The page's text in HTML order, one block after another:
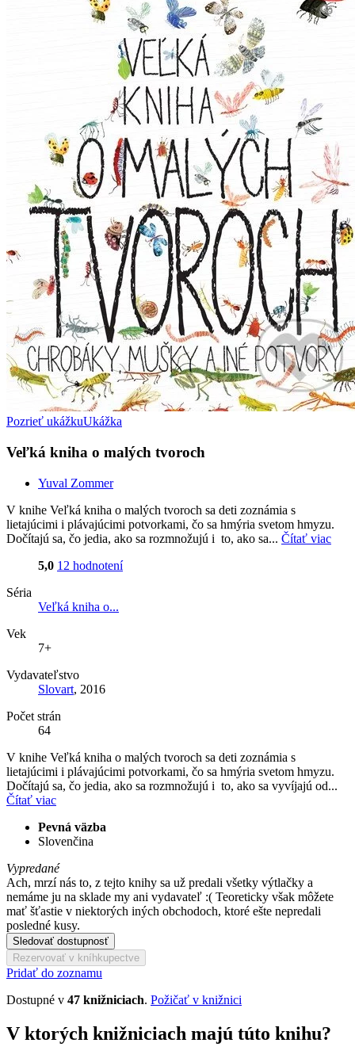
Pozrieť ukážkuUkážka
Veľká kniha o malých tvoroch
Yuval Zommer
V knihe Veľká kniha o malých tvoroch sa deti zoznámia s
lietajúcimi i plávajúcimi potvorkami, čo sa hmýria svetom hmyzu.
Dočítajú sa, čo jedia, ako sa rozmnožujú i to, ako sa... Čítať viac
5,0 12 hodnotení
Séria
Veľká kniha o...
Vek
7+
Vydavateľstvo
Slovart, 2016
Počet strán
64
V knihe Veľká kniha o malých tvoroch sa deti zoznámia s
lietajúcimi i plávajúcimi potvorkami, čo sa hmýria svetom hmyzu.
Dočítajú sa, čo jedia, ako sa rozmnožujú i to, ako sa vyvíjajú od...
Čítať viac
Pevná väzba
Slovenčina
Vypredané
Ach, mrzí nás to, z tejto knihy sa už predali všetky výtlačky a
nemáme ju na sklade my ani vydavateľ :( Teoreticky však môžete
mať šťastie v niektorých iných obchodoch, ktoré ešte nepredali
posledné kusy.
Sledovať dostupnosť
Rezervovať v kníhkupectve
Pridať do zoznamu
Dostupné v 47 knižniciach. Požičať v knižnici
V ktorých knižniciach majú túto knihu?